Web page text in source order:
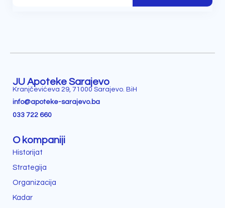
JU Apoteke Sarajevo
Kranjčevićeva 29, 71000 Sarajevo. BiH
info@apoteke-sarajevo.ba
033 722 660
O kompaniji
Historijat
Strategija
Organizacija
Kadar